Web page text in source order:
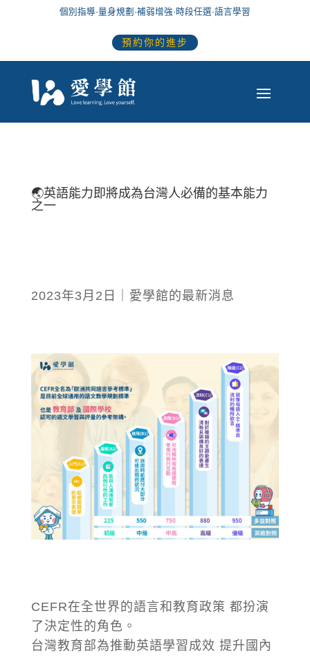
個別指導·量身規劃 ·補弱增強·時段任選·語言學習
預約你的進步
🌏英語能力即將成為台灣人必備的基本能力
之一
2023年3月2日｜愛學館的最新消息
CEFR在全世界的語言和教育政策 都扮演
了決定性的角色。
台灣教育部為推動英語學習成效 提升國內